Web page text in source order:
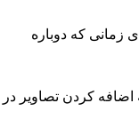
زمانی که دوباره
اضافه کردن تصاویر در